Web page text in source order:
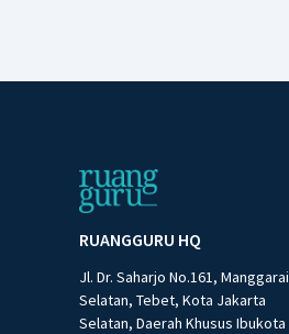
RUANGGURU HQ
Jl. Dr. Saharjo No.161, Manggarai
Selatan, Tebet, Kota Jakarta
Selatan, Daerah Khusus Ibukota